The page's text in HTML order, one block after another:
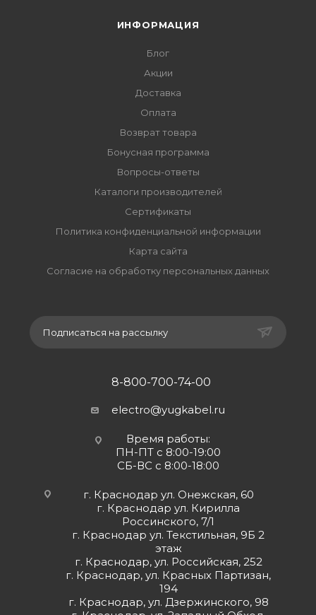
ИНФОРМАЦИЯ
Блог
Акции
Доставка
Оплата
Возврат товара
Бонусная программа
Вопросы-ответы
Каталоги производителей
Сертификаты
Политика конфиденциальной информации
Карта сайта
Согласие на обработку персональных данных
Подписаться на рассылку
8-800-700-74-00
electro@yugkabel.ru
Время работы:
ПН-ПТ с 8:00-19:00
СБ-ВС с 8:00-18:00
г. Краснодар ул. Онежская, 60
г. Краснодар ул. Кирилла
Россинского, 7/1
г. Краснодар ул. Текстильная, 9Б 2
этаж
г. Краснодар, ул. Российская, 252
г. Краснодар, ул. Красных Партизан,
194
г. Краснодар, ул. Дзержинского, 98